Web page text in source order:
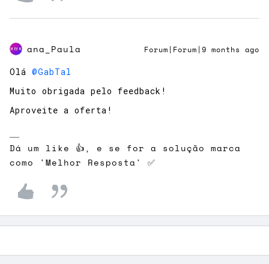
ana_Paula Forum|Forum|9 months ago
Olá ​ @GabTal
Muito obrigada pelo feedback!
Aproveite a oferta!
Dá um like 👍, e se for a solução marca
como 'Melhor Resposta' ✅